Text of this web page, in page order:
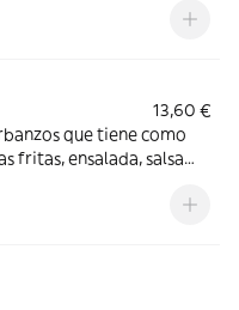
13,60 €
que tiene como
fritas, ensalada, salsa